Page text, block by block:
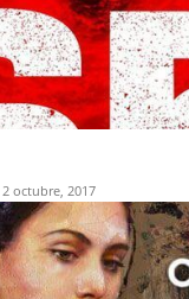
2 octubre, 2017